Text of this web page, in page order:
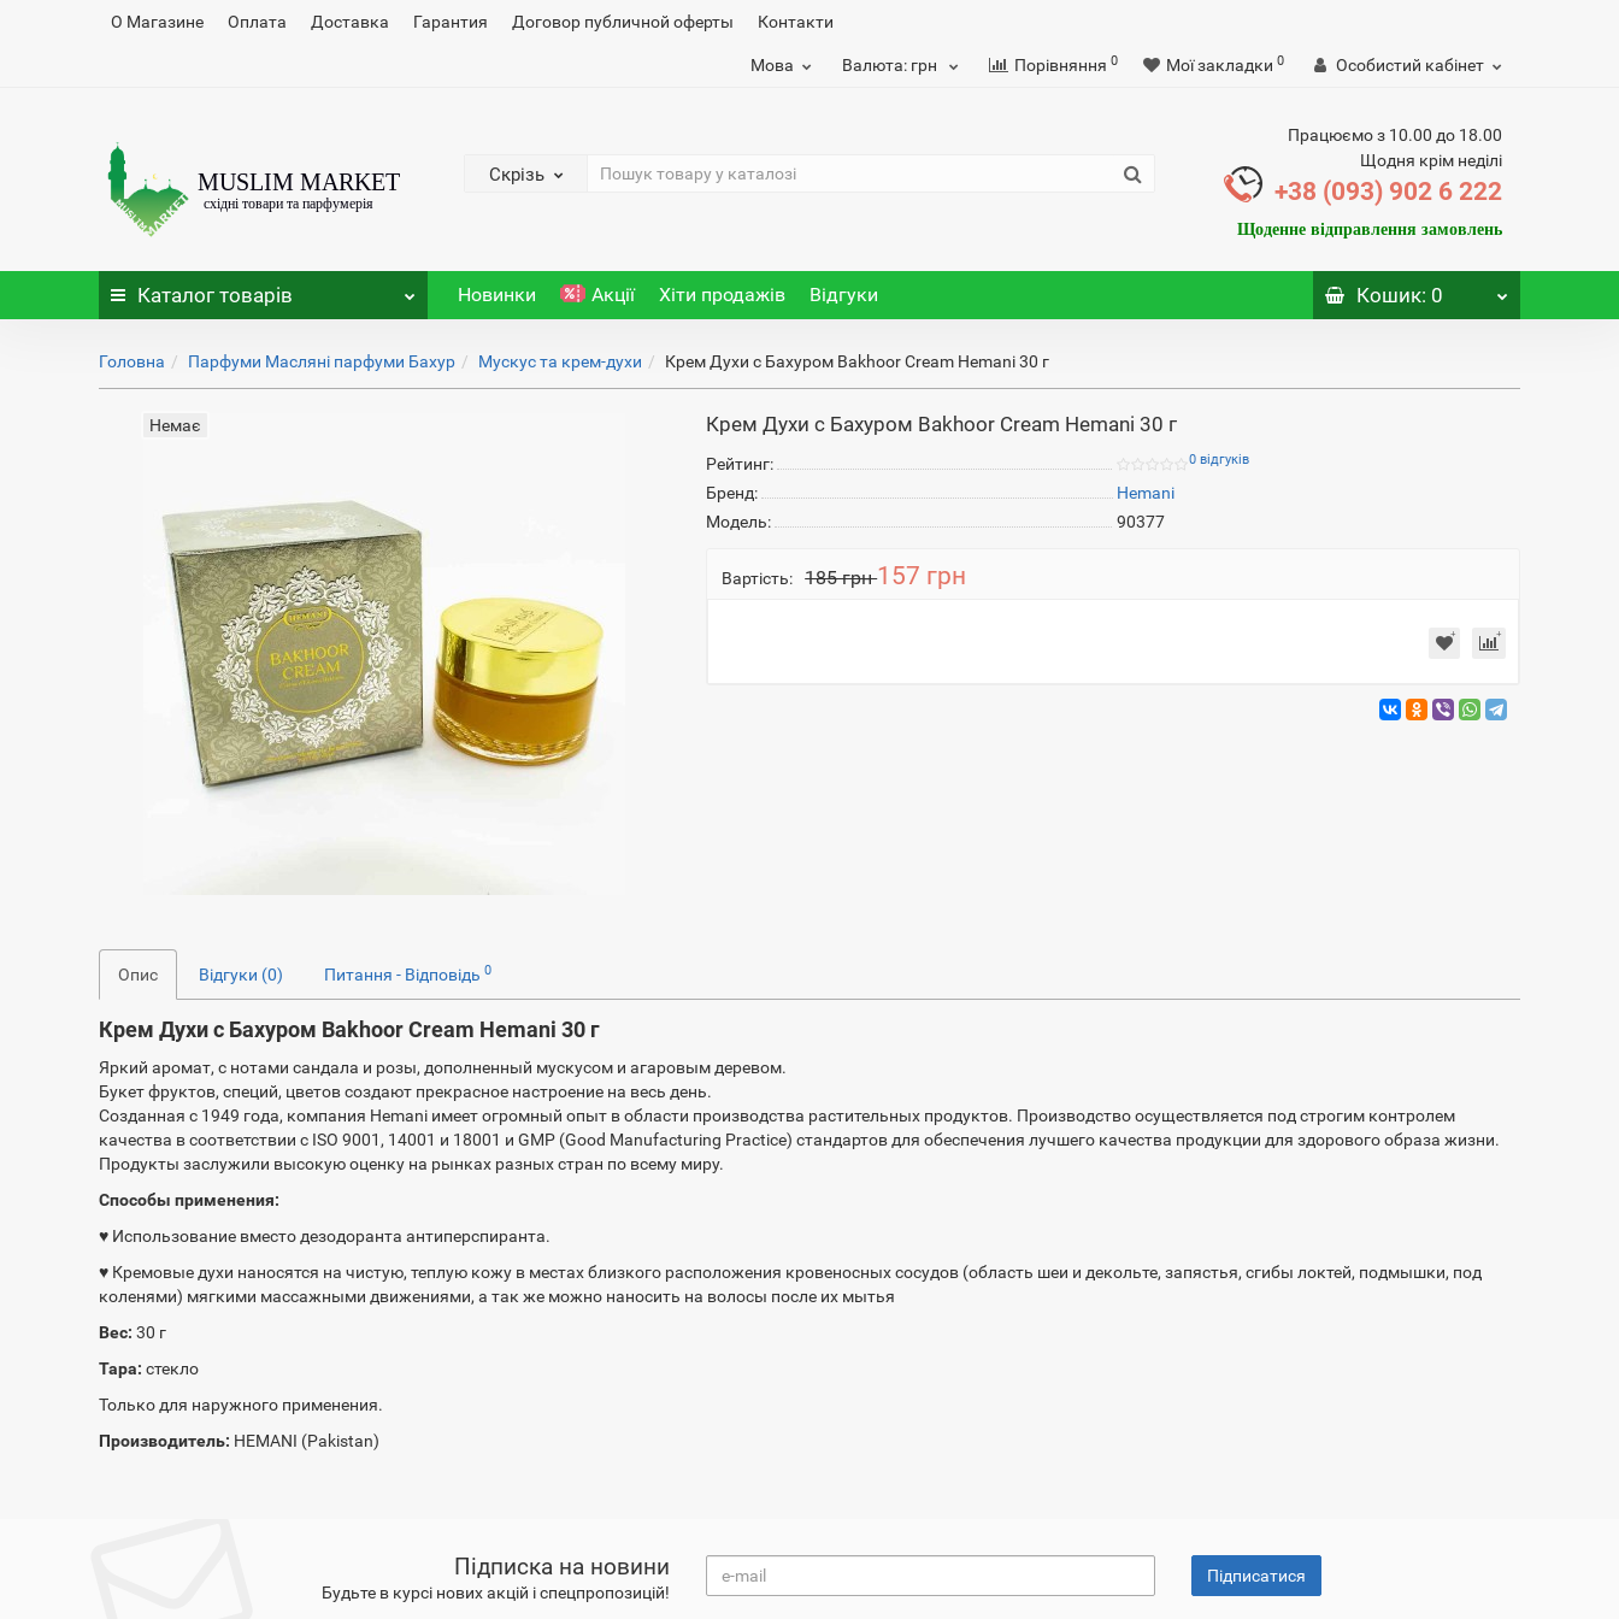
О Магазине Оплата Доставка Гарантия Договор публичной оферты Контакти
Мова Валюта: грн Порівняння 0 Мої закладки 0 Особистий кабінет
Скрізь
Працюємо з 10.00 до 18.00
Щодня крім неділі
+38 (093) 902 6 222
Щоденне відправлення замовлень
Каталог товарів Новинки Акції Хіти продажів Відгуки Кошик: 0
Головна Парфуми Масляні парфуми Бахур Мускус та крем-духи Крем Духи с Бахуром Bakhoor Cream Hemani 30 г
Немає Крем Духи с Бахуром Bakhoor Cream Hemani 30 г
Рейтинг: 0 відгуків
Бренд:
Hemani
Модель:
90377
Вартість: 185 грн157 грн
Опис Відгуки (0) Питання - Відповідь0
Крем Духи с Бахуром Bakhoor Cream Hemani 30 г
Яркий аромат, с нотами сандала и розы, дополненный мускусом и агаровым деревом.
Букет фруктов, специй, цветов создают прекрасное настроение на весь день.
Созданная с 1949 года, компания Hemani имеет огромный опыт в области производства растительных продуктов. Производство осуществляется под строгим контролем
качества в соответствии с ISO 9001, 14001 и 18001 и GMP (Good Manufacturing Practice) стандартов для обеспечения лучшего качества продукции для здорового образа жизни.
Продукты заслужили высокую оценку на рынках разных стран по всему миру.
Способы применения:
♥ Использование вместо дезодоранта антиперспиранта.
♥ Кремовые духи наносятся на чистую, теплую кожу в местах близкого расположения кровеносных сосудов (область шеи и декольте, запястья, сгибы локтей, подмышки, под
коленями) мягкими массажными движениями, а так же можно наносить на волосы после их мытья
Вес: 30 г
Тара: стекло
Только для наружного применения.
Производитель: HEMANI (Pakistan)
Підписка на новини
Будьте в курсі нових акцій і спецпропозицій!
Підписатися